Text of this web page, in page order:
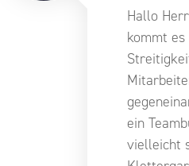
Hallo
kommt
ein
vielleicht